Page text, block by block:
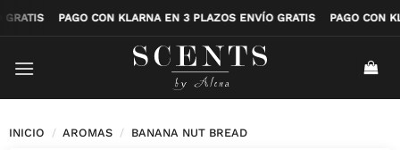
Saltar
al
GRATIS PAGO CON KLARNA EN 3 PLAZOS ENVÍO GRATIS PAGO
INICIO / AROMAS / BANANA NUT BREAD